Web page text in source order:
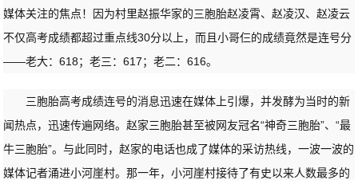
媒体关注的焦点！因为村里赵振华家的三胞胎赵凌霄、赵凌汉、赵凌云
不仅高考成绩都超过重点线30分以上，而且小哥仨的成绩竟然是连号分
——老大：618；老三：617；老二：616。
三胞胎高考成绩连号的消息迅速在媒体上引爆，并发酵为当时的新
闻热点，迅速传遍网络。赵家三胞胎甚至被网友冠名“神奇三胞胎”、“最
牛三胞胎”。与此同时，赵家的电话也成了媒体的采访热线，一波一波的
媒体记者涌进小河崖村。那一年，小河崖村接待了有史以来人数最多的